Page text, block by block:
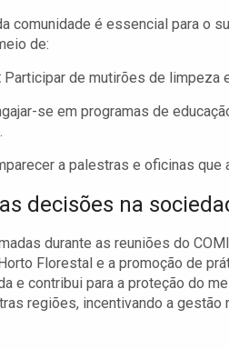
comunidade é essencial para o
de:
Participar de mutirões de limpeza
se em programas de
a palestras e oficinas
decisões na
durante as reuniões do
Florestal e a promoção de
e contribui para a proteção do
regiões, incentivando a